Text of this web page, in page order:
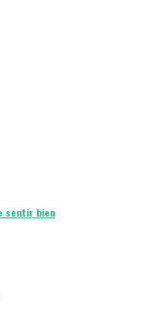
sentir bien